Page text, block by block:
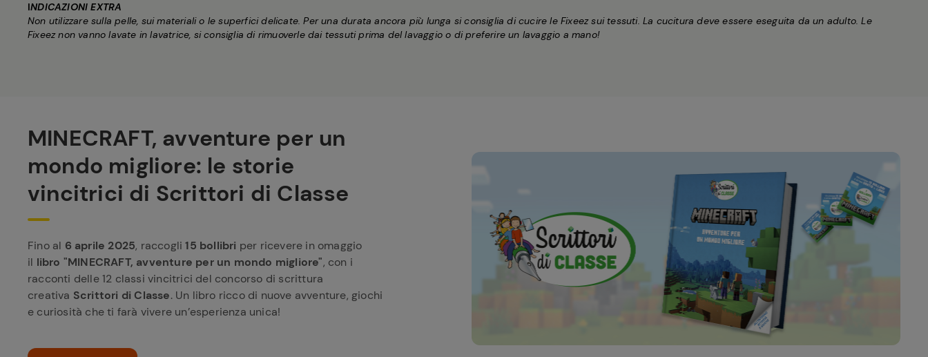
INDICAZIONI EXTRA
Non utilizzare sulla pelle, sui materiali o le superfici delicate. Per una durata ancora più lunga si consiglia di cucire le Fixeez sui tessuti. La cucitura deve essere eseguita da un adulto. Le
Fixeez non vanno lavate in lavatrice, si consiglia di rimuoverle dai tessuti prima del lavaggio o di preferire un lavaggio a mano!
MINECRAFT, avventure per un
mondo migliore: le storie
vincitrici di Scrittori di Classe
Fino al 6 aprile 2025, raccogli15 bollibri per ricevere in omaggio
il libro "MINECRAFT, avventure per un mondo migliore", con i
racconti delle 12 classi vincitrici del concorso di scrittura
creativa Scrittori di Classe. Un libro ricco di nuove avventure, giochi
e curiosità che ti farà vivere un’esperienza unica!